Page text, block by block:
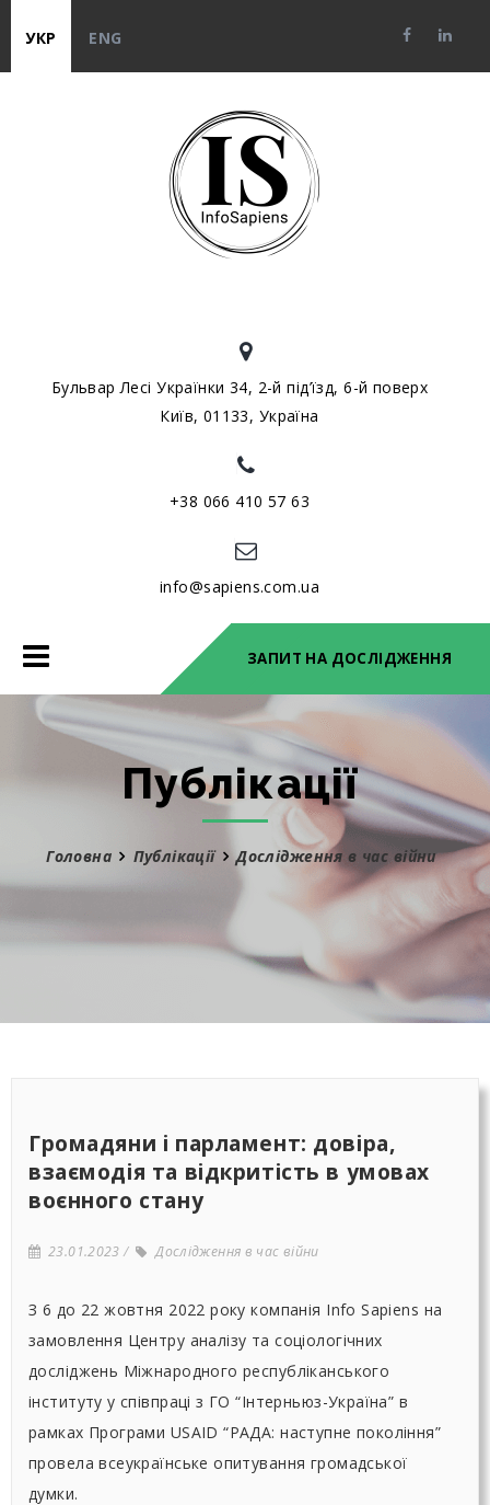
УКР ENG
Бульвар Лесі Українки 34, 2-й під’їзд, 6-й поверх
Київ, 01133, Україна
+38 066 410 57 63
info@sapiens.com.ua
Toggle
navigation
ЗАПИТ НА ДОСЛІДЖЕННЯ
Публікації
Головна Публікації Дослідження в час війни
Громадяни і парламент: довіра,
взаємодія та відкритість в умовах
воєнного стану
23.01.2023 Дослідження в час війни
З 6 до 22 жовтня 2022 року компанія Info Sapiens на
замовлення Центру аналізу та соціологічних
досліджень Міжнародного республіканського
інституту у співпраці з ГО “Інтерньюз-Україна” в
рамках Програми USAID “РАДА: наступне покоління”
провела всеукраїнське опитування громадської
думки.